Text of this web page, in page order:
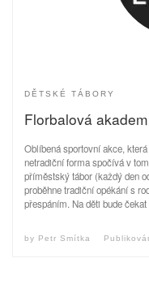
DĚTSKÉ TÁBORY
Florbalová
Oblíbená sportovní akce,
netradiční forma spočívá v
příměstský tábor (každý den
proběhne tradiční opékání s
přespáním. Na děti bude
by Petr Smítka